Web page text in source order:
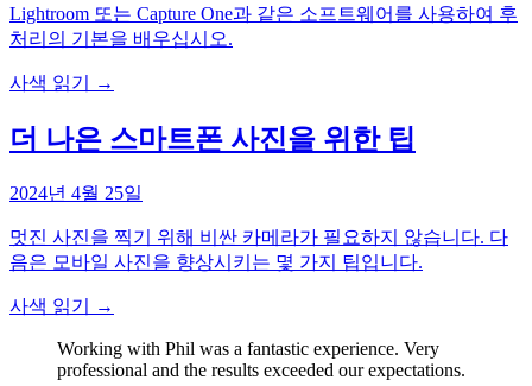
Lightroom 또는 Capture One과 같은 소프트웨어를 사용하여 후
처리의 기본을 배우십시오.
사색 읽기 →
더 나은 스마트폰 사진을 위한 팁
2024년 4월 25일
멋진 사진을 찍기 위해 비싼 카메라가 필요하지 않습니다. 다
음은 모바일 사진을 향상시키는 몇 가지 팁입니다.
사색 읽기 →
Working with Phil was a fantastic experience. Very
professional and the results exceeded our expectations.